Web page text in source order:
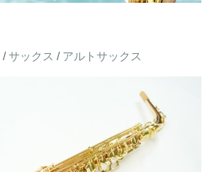
/サックス / アルトサックス